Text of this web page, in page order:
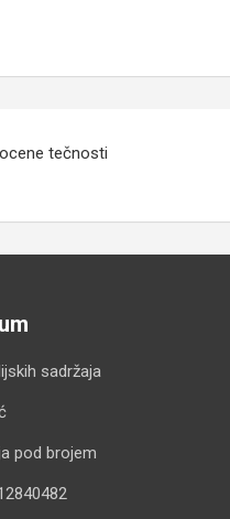
tečnosti
sadržaja
pod brojem